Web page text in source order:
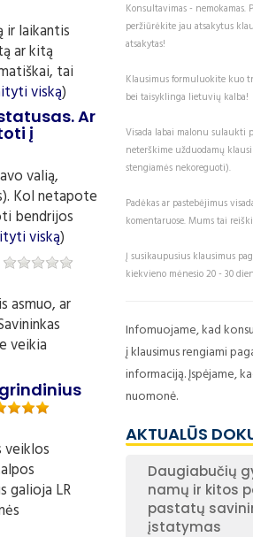
ir laikantis
ar kitą
tai
viską)
Ar
į
valią,
Kol netapote
bendrijos
viską)
asmuo, ar
veikia
veiklos
galioja LR
Konsultavimas - nemokamas.
peržiūrėkite jau atsakytus
atsakytas!
Klausimus formuluokite kuo
bei taisyklinga lietuvių kalba!
Visada labai malonu sulaukti
neterškime užduodamų
stengiamės nekoreguoti).
Padėkas ar pastebėjimus
komentaruose. Mums tai
Į susikaupusius klausimus
kiekvieno mėnesio 20 - 30
Infomuojame, kad
į klausimus rengiami
informaciją. Įspėjame,
nuomonė.
AKTUALŪS
Daugiabučių
namų ir kitos
pastatų
įstatymas